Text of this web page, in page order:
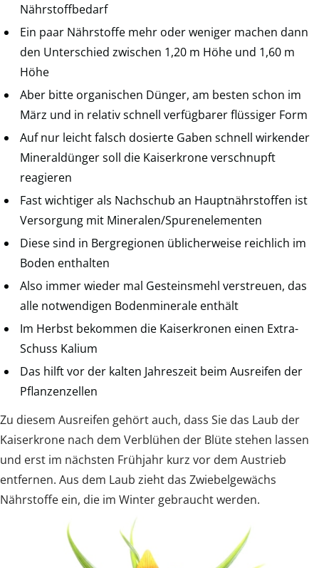
Nährstoffbedarf
Ein paar Nährstoffe mehr oder weniger machen dann
den Unterschied zwischen 1,20 m Höhe und 1,60 m
Höhe
Aber bitte organischen Dünger, am besten schon im
März und in relativ schnell verfügbarer flüssiger Form
Auf nur leicht falsch dosierte Gaben schnell wirkender
Mineraldünger soll die Kaiserkrone verschnupft
reagieren
Fast wichtiger als Nachschub an Hauptnährstoffen ist
Versorgung mit Mineralen/Spurenelementen
Diese sind in Bergregionen üblicherweise reichlich im
Boden enthalten
Also immer wieder mal Gesteinsmehl verstreuen, das
alle notwendigen Bodenminerale enthält
Im Herbst bekommen die Kaiserkronen einen Extra-
Schuss Kalium
Das hilft vor der kalten Jahreszeit beim Ausreifen der
Pflanzenzellen
Zu diesem Ausreifen gehört auch, dass Sie das Laub der
Kaiserkrone nach dem Verblühen der Blüte stehen lassen
und erst im nächsten Frühjahr kurz vor dem Austrieb
entfernen. Aus dem Laub zieht das Zwiebelgewächs
Nährstoffe ein, die im Winter gebraucht werden.